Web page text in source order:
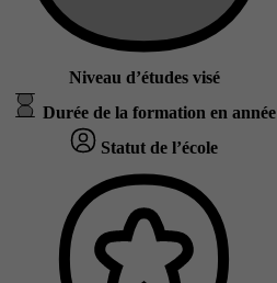
Niveau d’études visé
Durée de la formation en année
Statut de l’école